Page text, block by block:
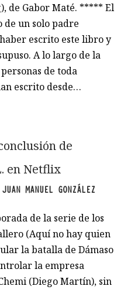
de Gabor Maté. ***** El
de un solo padre
escrito este libro y
A lo largo de la
de toda
escrito desde…
de
en Netflix
JUAN MANUEL GONZÁLEZ
de la serie de los
(Aquí no hay quien
la batalla de Dámaso
la empresa
(Diego Martín), sin